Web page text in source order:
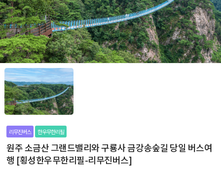
리무진버스 한우무한리필
원주 소금산 그랜드밸리와 구룡사 금강송숲길 당일 버스여
행 [횡성한우무한리필-리무진버스]